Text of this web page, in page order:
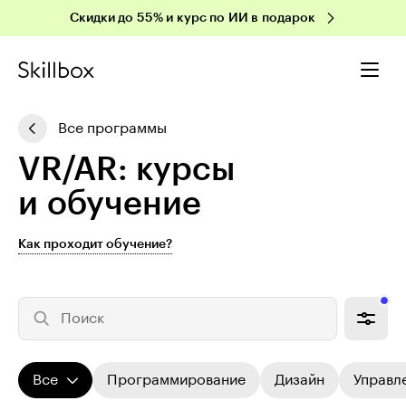
Скидки до 55% и курс по ИИ в подарок
Все программы
VR/AR: курсы
и обучение
Как проходит обучение?
Поиск
Все Программирование Дизайн